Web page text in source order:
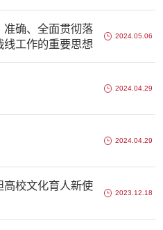
准确、全面贯彻落
工作的重要思想
2024.05.06
2024.04.29
2024.04.29
高校文化育人新使
2023.12.18